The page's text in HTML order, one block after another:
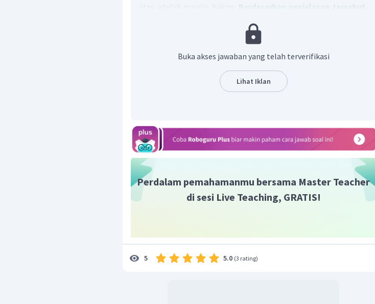
atas adalah majelis hakim.
Berdasarkan penjelasan tersebut,
Buka akses jawaban yang telah terverifikasi
Lihat Iklan
Perdalam pemahamanmu bersama Master Teacher
di sesi Live Teaching, GRATIS!
5 5.0 (3 rating)